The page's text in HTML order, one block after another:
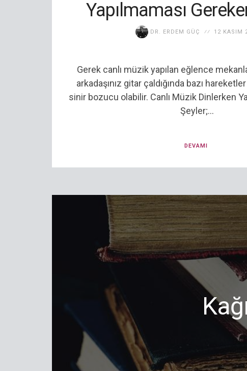
Yapılmaması
DR. ERDEM GÜÇ 12 KASIM
Gerek canlı müzik yapılan eğlence
arkadaşınız gitar çaldığında bazı
sinir bozucu olabilir. Canlı Müzik Dinlerken
Şeyler;...
DEVAMI